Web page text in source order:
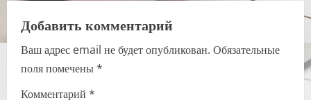
a
v
i
Добавить комментарий
Ваш адрес email не будет опубликован. Обязательные
поля помечены*
Комментарий *